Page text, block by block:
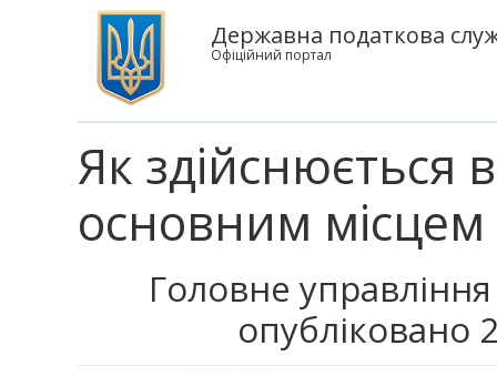
Державна податкова
Офіційний портал
Як здійснюється
основним
Головне
опубліковано